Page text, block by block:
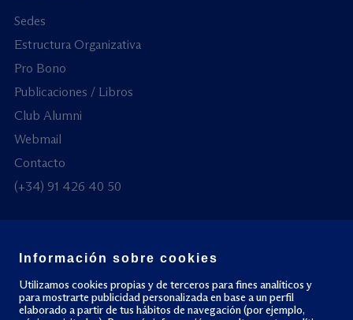
Sedes
Estructura Organizativa
Pro Bono
Publicaciones / Libros
Club Alumni
Webmail
Contacto
(+34) 91 426 40 50
© Todos los derechos reservados
Política de privacidad Política de cookies
Información sobre cookies
Utilizamos cookies propias y de terceros para fines analíticos y
para mostrarte publicidad personalizada en base a un perfil
elaborado a partir de tus hábitos de navegación (por ejemplo,